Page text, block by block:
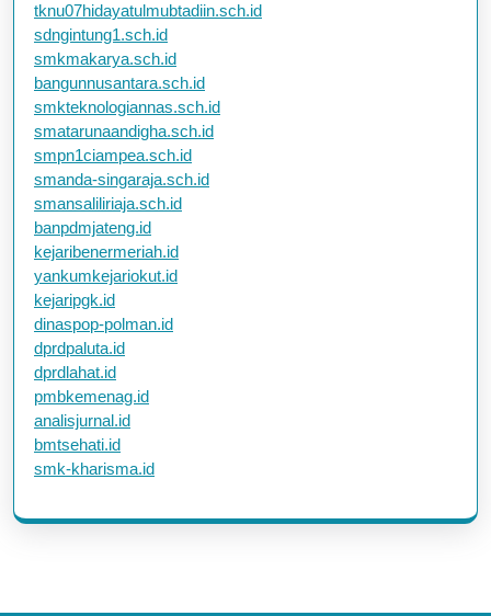
tknu07hidayatulmubtadiin.sch.id
sdngintung1.sch.id
smkmakarya.sch.id
bangunnusantara.sch.id
smkteknologiannas.sch.id
smatarunaandigha.sch.id
smpn1ciampea.sch.id
smanda-singaraja.sch.id
smansaliliriaja.sch.id
banpdmjateng.id
kejaribenermeriah.id
yankumkejariokut.id
kejaripgk.id
dinaspop-polman.id
dprdpaluta.id
dprdlahat.id
pmbkemenag.id
analisjurnal.id
bmtsehati.id
smk-kharisma.id